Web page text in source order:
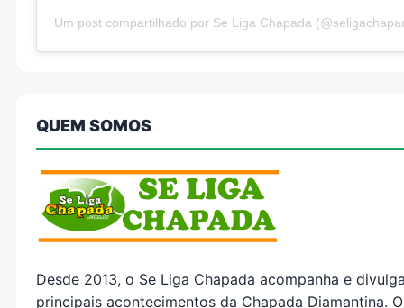
Um post compartilhado por Se Liga Chapada
QUEM SOMOS
Desde 2013, o Se Liga Chapada acompanha e
principais acontecimentos da Chapada Diamantina. O